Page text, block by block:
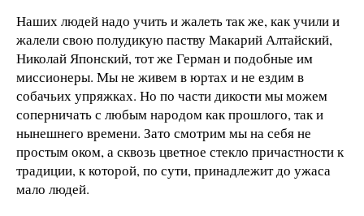
Наших людей надо учить и жалеть так же, как учили и
жалели свою полудикую паству Макарий Алтайский,
Николай Японский, тот же Герман и подобные им
миссионеры. Мы не живем в юртах и не ездим в
собачьих упряжках. Но по части дикости мы можем
соперничать с любым народом как прошлого, так и
нынешнего времени. Зато смотрим мы на себя не
простым оком, а сквозь цветное стекло причастности к
традиции, к которой, по сути, принадлежит до ужаса
мало людей.